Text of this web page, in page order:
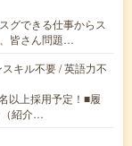
グできる仕事からス
皆さん問題…
キル不要 / 英語力不
以上採用予定！■履
（紹介…